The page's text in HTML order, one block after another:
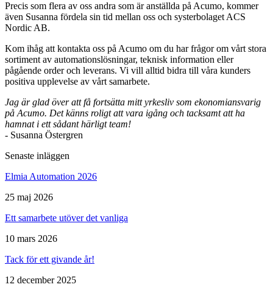
Mätning
MätskalorRäknare / Displayer
Givare
Maskinsäkerhet
Ljusridåer Ljustorn
Varningsljud
Varningsljus
Övrigt
KablageESD / Antistatutrustning
Precis som flera av oss andra som är anställda på Acumo, kommer
även Susanna fördela sin tid mellan oss och systerbolaget ACS
Nordic AB.
Kom ihåg att kontakta oss på Acumo om du har frågor om vårt stora
sortiment av automationslösningar, teknisk information eller
pågående order och leverans. Vi vill alltid bidra till våra kunders
positiva upplevelse av vårt samarbete.
Jag är glad över att få fortsätta mitt yrkesliv som ekonomiansvarig
på Acumo. Det känns roligt att vara igång och tacksamt att ha
hamnat i ett sådant härligt team!
- Susanna Östergren
Senaste inläggen
Elmia Automation 2026
25 maj 2026
Ett samarbete utöver det vanliga
10 mars 2026
Tack för ett givande år!
12 december 2025